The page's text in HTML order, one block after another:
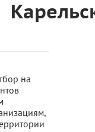
на